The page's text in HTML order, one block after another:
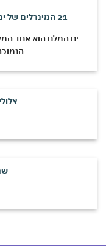
ים המלח הוא אחד
הנמוכה
צלוליט-
שמני